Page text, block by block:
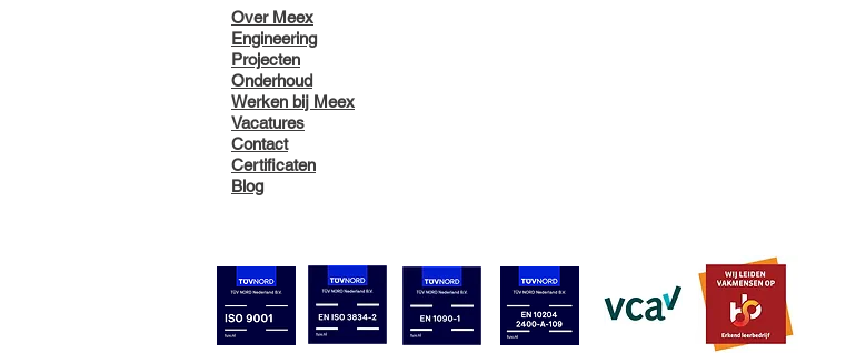
UIT HET ARCHIEF: 50 JAAR
MEEX TECHNISCHE
INSTALLATIES
Over Meex
Engineering
Projecten
Onderhoud
Werken bij Meex
Vacatures
Contact
Certificaten
Blog